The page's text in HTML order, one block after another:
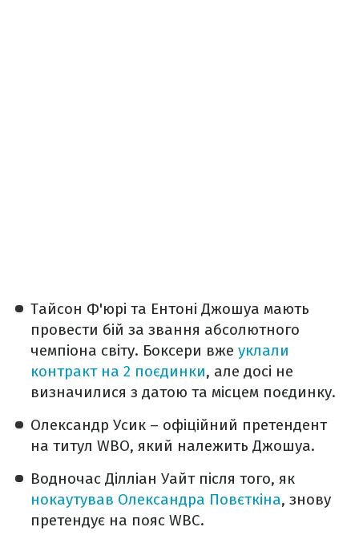
Тайсон Ф'юрі та Ентоні Джошуа мають
провести бій за звання абсолютного
чемпіона світу. Боксери вже уклали
контракт на 2 поєдинки, але досі не
визначилися з датою та місцем поєдинку.
Олександр Усик – офіційний претендент
на титул WBO, який належить Джошуа.
Водночас Ділліан Уайт після того, як
нокаутував Олександра Повєткіна, знову
претендує на пояс WBC.